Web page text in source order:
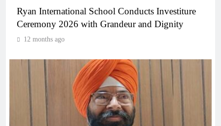
Ryan International School Conducts Investiture
Ceremony 2026 with Grandeur and Dignity
12 months ago